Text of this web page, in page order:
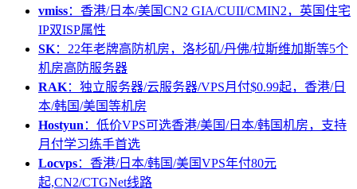
vmiss：香港/日本/美国CN2 GIA/CUII/CMIN2，英国住宅
IP双ISP属性
SK：22年老牌高防机房，洛杉矶/丹佛/拉斯维加斯等5个
机房高防服务器
RAK：独立服务器/云服务器/VPS月付$0.99起，香港/日
本/韩国/美国等机房
Hostyun ：低价VPS可选香港/美国/日本/韩国机房，支持
月付学习练手首选
Locvps：香港/日本/韩国/美国VPS年付80元
起,CN2/CTGNet线路